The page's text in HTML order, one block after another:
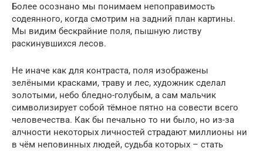
Более осознано мы понимаем непоправимость
содеянного, когда смотрим на задний план картины.
Мы видим бескрайние поля, пышную листву
раскинувшихся лесов.
Не иначе как для контраста, поля изображены
зелёными красками, траву и лес, художник сделал
золотыми, небо бледно-голубым, а сам мальчик
символизирует собой тёмное пятно на совести всего
человечества. Как бы печально то ни было, но из-за
алчности некоторых личностей страдают миллионы ни
в чём неповинных людей, судьба которых – стать